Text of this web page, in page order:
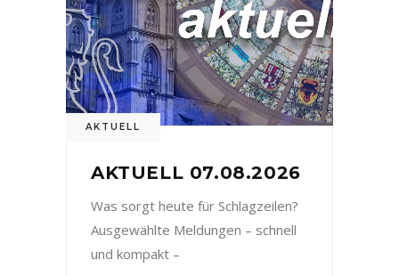
AKTUELL
AKTUELL 07.08.2026
Was sorgt heute für Schlagzeilen?
Ausgewählte Meldungen – schnell
und kompakt –